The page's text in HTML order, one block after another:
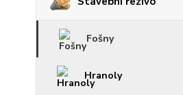
Fošny
Hranoly